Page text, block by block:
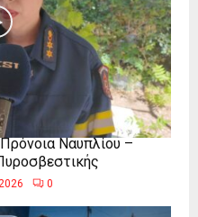
Ναυπλίου –
0